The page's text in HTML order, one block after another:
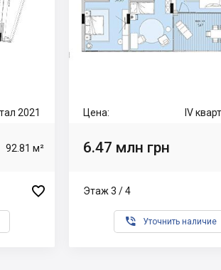
2021
92.81 м²

Цена: IV
6.47 млн грн
Этаж 3 / 4
 Уточнить наличие